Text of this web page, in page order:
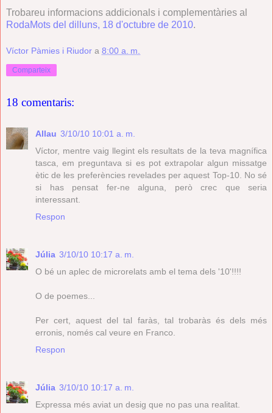
Trobareu informacions addicionals i complementàries al
RodaMots del dilluns, 18 d'octubre de 2010.
Víctor Pàmies i Riudor a 8:00 a. m.
Comparteix
18 comentaris:
Allau 3/10/10 10:01 a. m.
Víctor, mentre vaig llegint els resultats de la teva magnífica
tasca, em preguntava si es pot extrapolar algun missatge
ètic de les preferències revelades per aquest Top-10. No sé
si has pensat fer-ne alguna, però crec que seria
interessant.
Respon
Júlia 3/10/10 10:17 a. m.
O bé un aplec de microrelats amb el tema dels '10'!!!!
O de poemes...
Per cert, aquest del tal faràs, tal trobaràs és dels més
erronis, només cal veure en Franco.
Respon
Júlia 3/10/10 10:17 a. m.
Expressa més aviat un desig que no pas una realitat.